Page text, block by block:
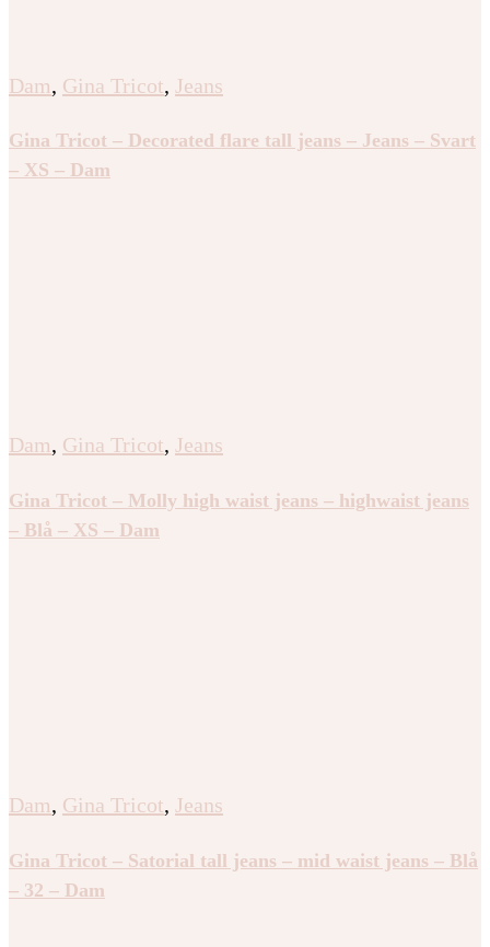
Dam, Gina Tricot, Jeans
Gina Tricot – Decorated flare tall jeans – Jeans – Svart
– XS – Dam
Dam, Gina Tricot, Jeans
Gina Tricot – Molly high waist jeans – highwaist jeans
– Blå – XS – Dam
Dam, Gina Tricot, Jeans
Gina Tricot – Satorial tall jeans – mid waist jeans – Blå
– 32 – Dam